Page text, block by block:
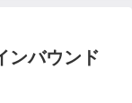
ンバウンド